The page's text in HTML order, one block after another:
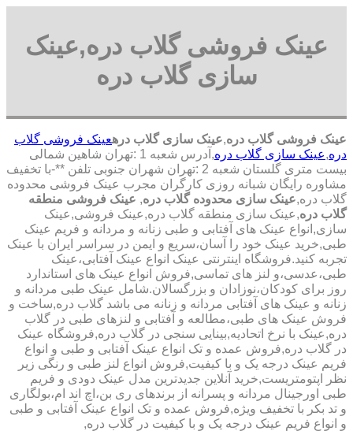
عینک فروشی گلاب دره,عینک
سازی گلاب دره
عینک فروشی گلاب دره,عینک سازی گلاب درهعینک فروشی گلاب
دره,عینک سازی گلاب دره
,آدرس شعبه 1 :تهران شاهین شمالی
بیست متری گلستان شعبه 2 :تهران شهران جنوبی تلفن **-با تخفیف
مشاوره رایگان شبانه روزی کارگران مجرب عینک فروشی محدوده
گلاب دره,عینک سازی محدوده گلاب دره, عینک فروشی منطقه
گلاب دره,عینک سازی منطقه گلاب دره,عینک فروشی,عینک
سازی,انواع عینک های آفتابی و طبی زنانه و مردانه و فریم عینک
طبی,خرید عینک خود را آسان،سریع و ایمن در سراسر ایران با عینک
تجربه کنید.فروشگاه اینترنتی عینک انواع عینک آفتابی،عینک
طبی،عدسی،و لنز های تماسی,فروش انواع عینک های استاندارد
روز برای کودکان،نوزادان و بزرگسالان.شامل عینک طبی مردانه و
زنانه و عینک های آفتابی مردانه و زنانه می باشد گلاب دره,ساخت و
فروش عینک های طبی،مطالعه و آفتابی و لنزهای طبی در گلاب
دره,عینک با نرخ اتحادیه,بینایی سنجی در گلاب دره,فروشگاه عینک
در گلاب دره,فروش عمده و تک انواع عینک آفتابی و طبی و انواع
فریم عینک درجه یک و با کیفیت,فروش انواع لنز طبی و رنگی زیر
نظر اپتومتریست,خرید آنلاین جدیدترین مدل عینک دودی و فریم
طبی اورجینال مردانه و پسرانه از برندهای ری بن،اچ اند ام،بولگاری
و تد بکر با تخفیف ویژه,فروش عمده و تک انواع عینک آفتابی و طبی
و انواع فریم عینک درجه یک و با کیفیت در گلاب دره,